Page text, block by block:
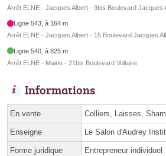
Arrêt ELNE - Jacques Albert - 9bis Boulevard Jacques
Ligne 543, à 164 m
Arrêt ELNE - Jacques Albert - 15 Boulevard Jacques
Ligne 540, à 825 m
Arrêt ELNE - Mairie - 21bis Boulevard Voltaire
Informations
En vente Colliers, Laisses,
Enseigne Le Salon d'Audrey
Forme juridique Entrepreneur individuel